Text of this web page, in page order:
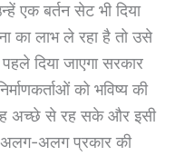
एक बर्तन सेट भी दिया
का लाभ ले रहा है तो उसे
दिया जाएगा सरकार
को भविष्य की
अच्छे से रह सके और इसी
अलग-अलग प्रकार की